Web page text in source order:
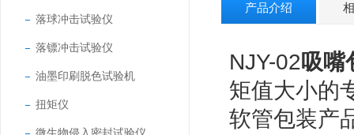
落球冲击试验仪
落镖冲击试验仪
油墨印刷脱色试验机
扭矩仪
产品介绍
NJY-02吸嘴
矩值大小的
软管包装产